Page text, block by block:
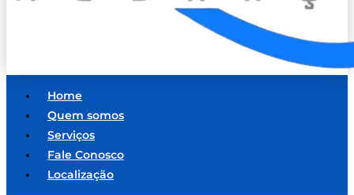
Home
Quem somos
Serviços
Fale Conosco
Localização